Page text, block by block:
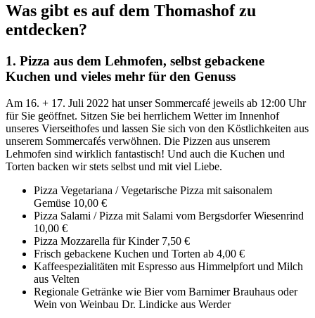
Was gibt es auf dem Thomashof zu
entdecken?
1. Pizza aus dem Lehmofen, selbst gebackene
Kuchen und vieles mehr für den Genuss
Am 16. + 17. Juli 2022 hat unser Sommercafé jeweils ab 12:00 Uhr
für Sie geöffnet. Sitzen Sie bei herrlichem Wetter im Innenhof
unseres Vierseithofes und lassen Sie sich von den Köstlichkeiten aus
unserem Sommercafés verwöhnen. Die Pizzen aus unserem
Lehmofen sind wirklich fantastisch! Und auch die Kuchen und
Torten backen wir stets selbst und mit viel Liebe.
Pizza Vegetariana / Vegetarische Pizza mit saisonalem
Gemüse 10,00 €
Pizza Salami / Pizza mit Salami vom Bergsdorfer Wiesenrind
10,00 €
Pizza Mozzarella für Kinder 7,50 €
Frisch gebackene Kuchen und Torten ab 4,00 €
Kaffeespezialitäten mit Espresso aus Himmelpfort und Milch
aus Velten
Regionale Getränke wie Bier vom Barnimer Brauhaus oder
Wein von Weinbau Dr. Lindicke aus Werder